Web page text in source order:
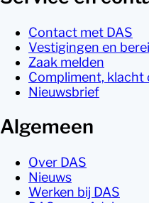
Contact met DAS
Vestigingen en
Zaak melden
Compliment, klacht
Nieuwsbrief
Algemeen
Over DAS
Nieuws
Werken bij DAS